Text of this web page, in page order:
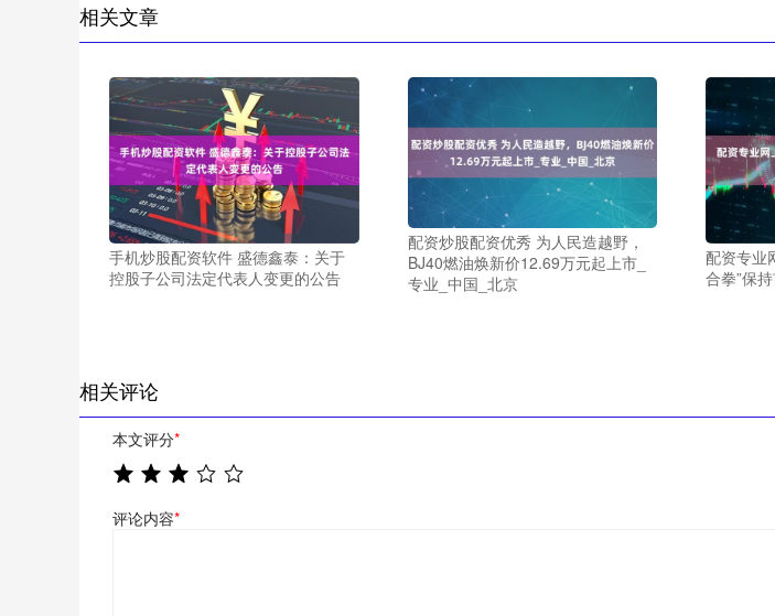
相关文章
手机炒股配资软件 盛德鑫泰：关于
控股子公司法定代表人变更的公告
配资炒股配资优秀 为人民造越野，
BJ40燃油焕新价12.69万元起上市_
专业_中国_北京
配资专业
合拳”保
相关评论
本文评分*
评论内容*